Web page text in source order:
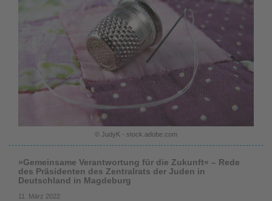
© JudyK - stock.adobe.com
»Gemeinsame Verantwortung für die Zukunft« – Rede
des Präsidenten des Zentralrats der Juden in
Deutschland in Magdeburg
11. März 2022